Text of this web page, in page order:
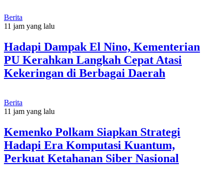
Berita
11 jam yang lalu
Hadapi Dampak El Nino, Kementerian
PU Kerahkan Langkah Cepat Atasi
Kekeringan di Berbagai Daerah
Berita
11 jam yang lalu
Kemenko Polkam Siapkan Strategi
Hadapi Era Komputasi Kuantum,
Perkuat Ketahanan Siber Nasional